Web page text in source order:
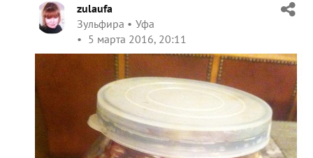
zulaufa
Зульфира
Уфа
5 марта 2016, 20:11